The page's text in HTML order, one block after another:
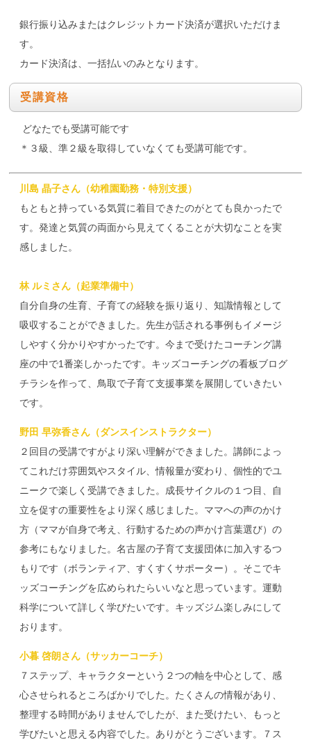
銀行振り込みまたはクレジットカード決済が選択いただけま
す。
カード決済は、一括払いのみとなります。
受講資格
どなたでも受講可能です
＊３級、準２級を取得していなくても受講可能です。
川島 晶子さん（幼稚園勤務・特別支援）
もともと持っている気質に着目できたのがとても良かったで
す。発達と気質の両面から見えてくることが大切なことを実
感しました。
林 ルミさん（起業準備中）
自分自身の生育、子育ての経験を振り返り、知識情報として
吸収することができました。先生が話される事例もイメージ
しやすく分かりやすかったです。今まで受けたコーチング講
座の中で1番楽しかったです。キッズコーチングの看板ブログ
チラシを作って、鳥取で子育て支援事業を展開していきたい
です。
野田 早弥香さん（ダンスインストラクター）
２回目の受講ですがより深い理解ができました。講師によっ
てこれだけ雰囲気やスタイル、情報量が変わり、個性的でユ
ニークで楽しく受講できました。成長サイクルの１つ目、自
立を促すの重要性をより深く感じました。ママへの声のかけ
方（ママが自身で考え、行動するための声かけ言葉選び）の
参考にもなりました。名古屋の子育て支援団体に加入するつ
もりです（ボランティア、すくすくサポーター）。そこでキ
ッズコーチングを広められたらいいなと思っています。運動
科学について詳しく学びたいです。キッズジム楽しみにして
おります。
小暮 啓朗さん（サッカーコーチ）
７ステップ、キャラクターという２つの軸を中心として、感
心させられるところばかりでした。たくさんの情報があり、
整理する時間がありませんでしたが、また受けたい、もっと
学びたいと思える内容でした。ありがとうございます。７ス